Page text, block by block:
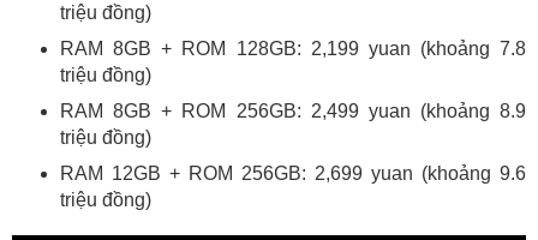
triệu đồng)
RAM 8GB + ROM 128GB: 2,199 yuan (khoảng 7.8
triệu đồng)
RAM 8GB + ROM 256GB: 2,499 yuan (khoảng 8.9
triệu đồng)
RAM 12GB + ROM 256GB: 2,699 yuan (khoảng 9.6
triệu đồng)